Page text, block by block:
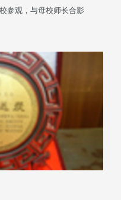
观，与母校师长合影